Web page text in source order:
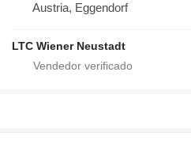
Austria, Eggendorf
LTC Wiener Neustadt